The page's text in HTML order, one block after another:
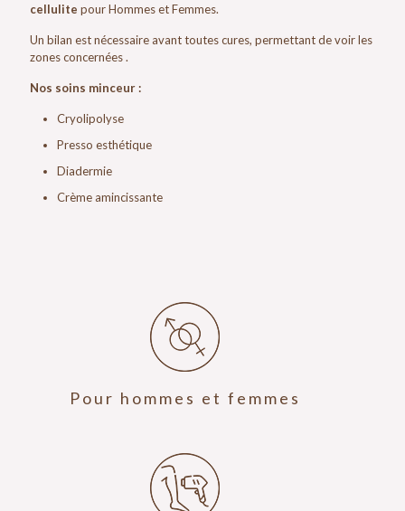
cellulite pour Hommes et Femmes.
Un bilan est nécessaire avant toutes cures, permettant de voir les
zones concernées .
Nos soins minceur :
Cryolipolyse
Presso esthétique
Diadermie
Crème amincissante
Pour hommes et femmes